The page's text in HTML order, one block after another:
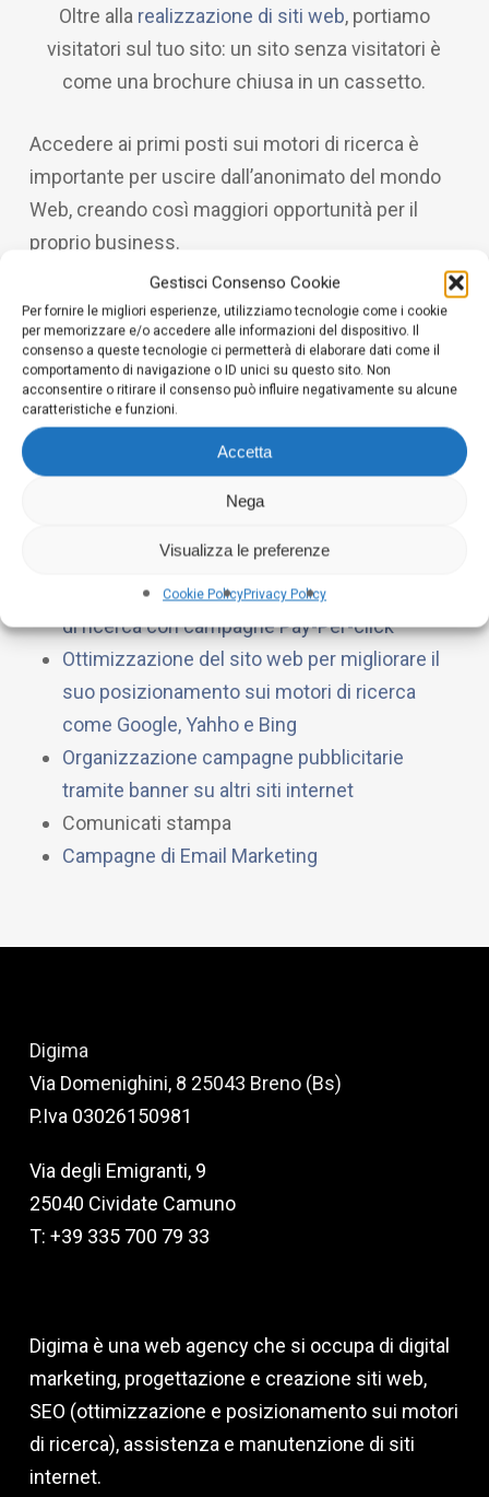
Gestisci Consenso Cookie
Per fornire le migliori esperienze, utilizziamo tecnologie come i cookie
per memorizzare e/o accedere alle informazioni del dispositivo. Il
consenso a queste tecnologie ci permetterà di elaborare dati come il
comportamento di navigazione o ID unici su questo sito. Non
acconsentire o ritirare il consenso può influire negativamente su alcune
caratteristiche e funzioni.
Accetta
Nega
Visualizza le preferenze
Cookie PolicyPrivacy Policy
Oltre alla realizzazione di siti web, portiamo
visitatori sul tuo sito: un sito senza visitatori è
come una brochure chiusa in un cassetto.
Accedere ai primi posti sui motori di ricerca è
importante per uscire dall’anonimato del mondo
Web, creando così maggiori opportunità per il
proprio business.
Sito e attività di marketing sono due elementi che
vivono in simbiosi e l’uno deve essere fatto in
funzione dell’altro. Le tue operazioni di marketing
online hanno successo o falliscono in relazione a
come &egrave; stato realizzato il tuo sito web ed
in base all’immagine che da della tua azienda.
Digital Marketing e posizionamento sui motori
di ricerca con campagne Pay-Per-click
Ottimizzazione del sito web per migliorare il
suo posizionamento sui motori di ricerca
come Google, Yahho e Bing
Organizzazione campagne pubblicitarie
tramite banner su altri siti internet
Comunicati stampa
Campagne di Email Marketing
Digima
Via Domenighini, 8 25043 Breno (Bs)
P.Iva 03026150981
Via degli Emigranti, 9
25040 Cividate Camuno
T: +39 335 700 79 33
Digima è una web agency che si occupa di digital
marketing, progettazione e creazione siti web,
SEO (ottimizzazione e posizionamento sui motori
di ricerca), assistenza e manutenzione di siti
internet.